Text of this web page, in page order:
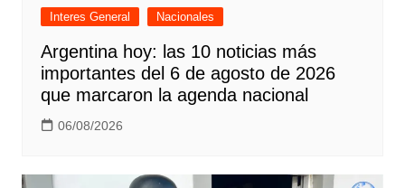
Interes General Nacionales
Argentina hoy: las 10 noticias más
importantes del 6 de agosto de 2026
que marcaron la agenda nacional
06/08/2026